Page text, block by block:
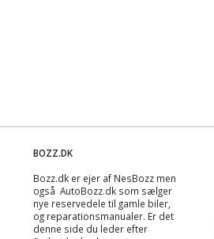
BOZZ.DK
Bozz.dk er ejer af NesBozz men
også AutoBozz.dk som sælger
nye reservedele til gamle biler,
og reparationsmanualer. Er det
denne side du leder efter